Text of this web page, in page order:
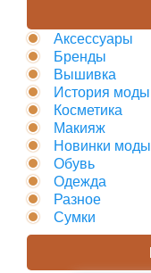
Аксессуары
Бренды
Вышивка
История моды
Косметика
Макияж
Новинки моды
Обувь
Одежда
Разное
Сумки